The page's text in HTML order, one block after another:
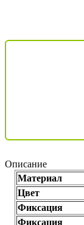
Описание
Материал
Цвет
Фиксация
Фиксация